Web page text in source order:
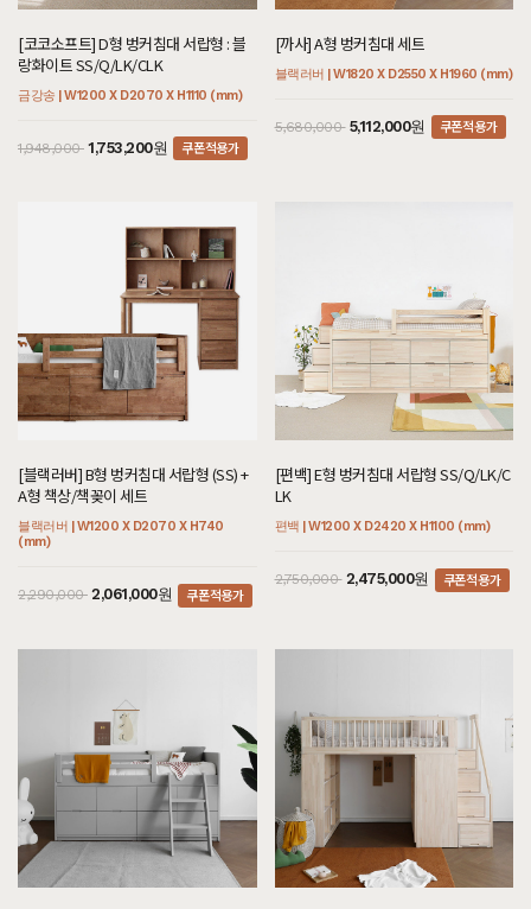
[코코소프트] D형 벙커침대 서랍형 : 블
랑화이트 SS/Q/LK/CLK
금강송 | W1200 X D2070 X H1110 (mm)
1,948,000 1,753,200원 쿠폰적용가
[까사] A형 벙커침대 세트
블랙러버 | W1820 X D2550 X H1960 (mm)
5,680,000 5,112,000원 쿠폰적용가
[블랙러버] B형 벙커침대 서랍형 (SS) +
A형 책상/책꽂이 세트
블랙러버 | W1200 X D2070 X H740
(mm)
2,290,000 2,061,000원 쿠폰적용가
[편백] E형 벙커침대 서랍형 SS/Q/LK/C
LK
편백 | W1200 X D2420 X H1100 (mm)
2,750,000 2,475,000원 쿠폰적용가